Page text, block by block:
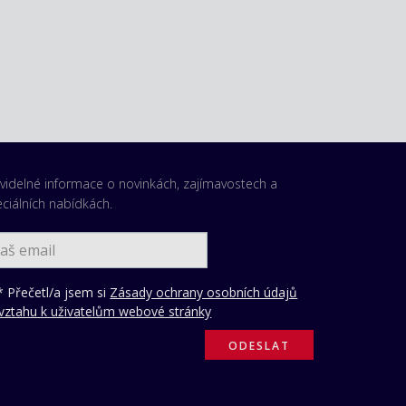
informace o novinkách, zajímavostech a
nabídkách.
a jsem si Zásady ochrany osobních údajů
k uživatelům webové stránky